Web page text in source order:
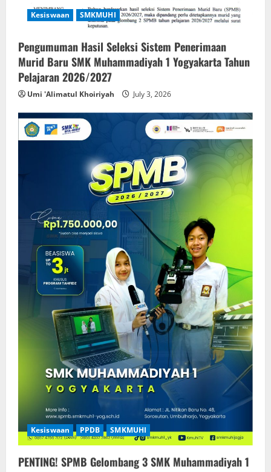
Kesiswaan SMKMUHI
Pengumuman Hasil Seleksi Sistem Penerimaan
Murid Baru SMK Muhammadiyah 1 Yogyakarta Tahun
Pelajaran 2026/2027
Umi 'Alimatul Khoiriyah July 3, 2026
Kesiswaan PPDB SMKMUHI
PENTING! SPMB Gelombang 3 SMK Muhammadiyah 1